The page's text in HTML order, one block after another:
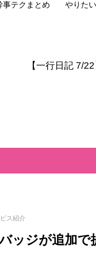
事テクまとめ やりた
【一行日記 7/
ス紹介
ッジが追加